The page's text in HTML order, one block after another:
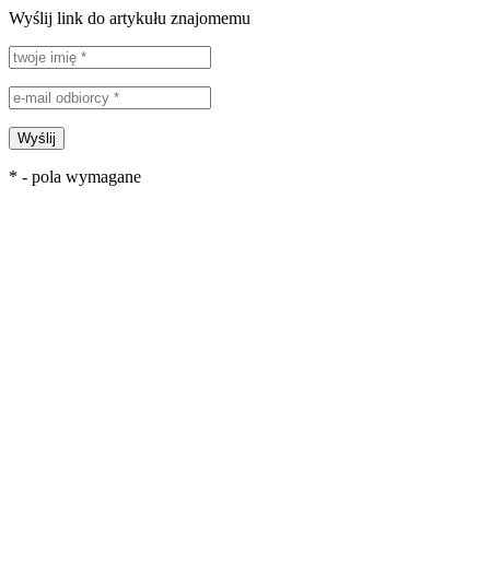
Wyślij link do artykułu znajomemu
Wyślij
* - pola wymagane